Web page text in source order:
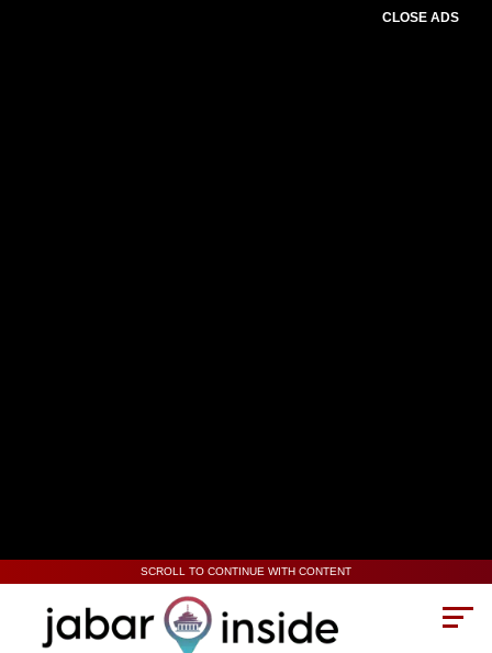
CLOSE ADS
SCROLL TO CONTINUE WITH CONTENT